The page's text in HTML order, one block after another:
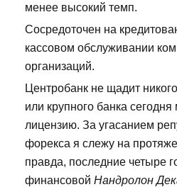
менее высокий темп.
Сосредоточен на
кассовом обслуживании
организаций.
Центробанк не щадит
или крупного банка сегодня
лицензию. За угасанием
форекса я слежу на
правда, последние четыре
финансовой Нандролон